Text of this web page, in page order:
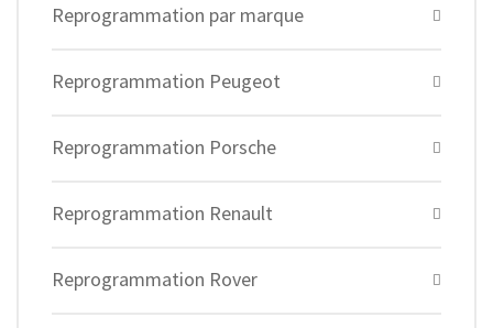
Reprogrammation par marque
Reprogrammation Peugeot
Reprogrammation Porsche
Reprogrammation Renault
Reprogrammation Rover